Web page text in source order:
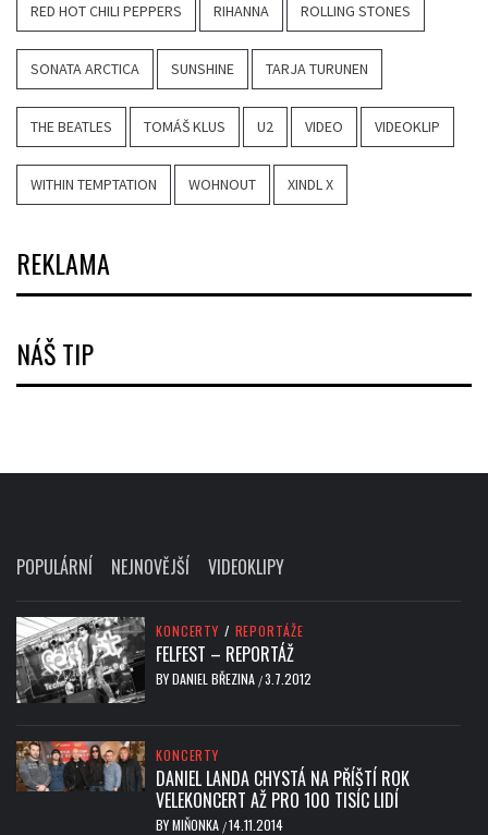
RED HOT CHILI PEPPERS RIHANNA ROLLING STONES
SONATA ARCTICA SUNSHINE TARJA TURUNEN
THE BEATLES TOMÁŠ KLUS U2 VIDEO VIDEOKLIP
WITHIN TEMPTATION WOHNOUT XINDL X
REKLAMA
NÁŠ TIP
POPULÁRNÍ NEJNOVĚJŠÍ VIDEOKLIPY
KONCERTY / REPORTÁŽE
FELFEST – REPORTÁŽ
BYDANIEL BŘEZINA /3.7.2012
KONCERTY
DANIEL LANDA CHYSTÁ NA PŘÍŠTÍ ROK
VELEKONCERT AŽ PRO 100 TISÍC LIDÍ
BYMIŇONKA /14.11.2014